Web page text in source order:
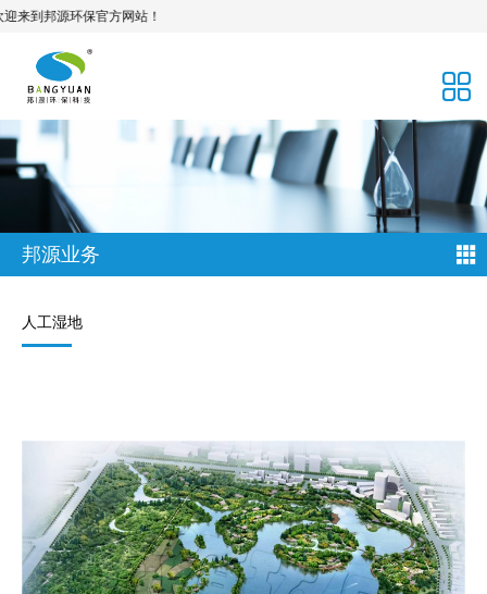
邦源环保官方网站！
邦源业务
人工湿地